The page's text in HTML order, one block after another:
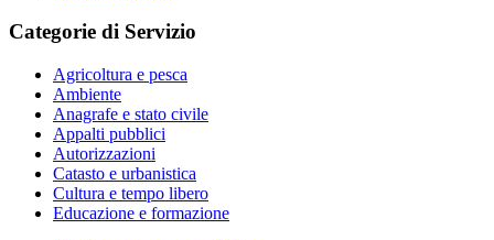
Categorie di Servizio
Agricoltura e pesca
Ambiente
Anagrafe e stato civile
Appalti pubblici
Autorizzazioni
Catasto e urbanistica
Cultura e tempo libero
Educazione e formazione